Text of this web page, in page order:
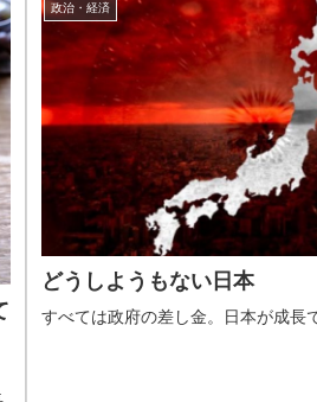
政治・経済
どうしようもない日本
すべては政府の差し金。日本が成長